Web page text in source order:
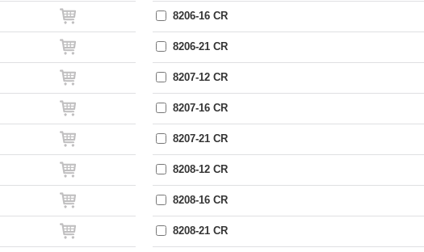
8206-16 CR
8206-21 CR
8207-12 CR
8207-16 CR
8207-21 CR
8208-12 CR
8208-16 CR
8208-21 CR